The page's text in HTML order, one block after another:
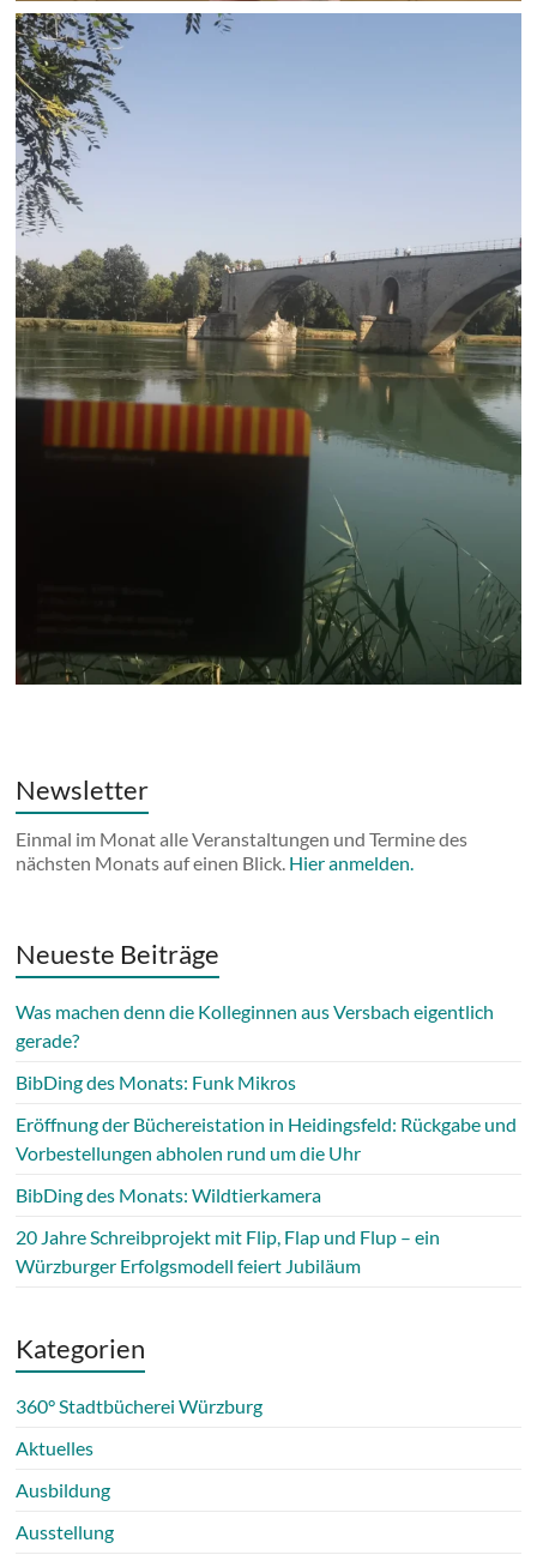
Newsletter
Einmal im Monat alle Veranstaltungen und Termine des
nächsten Monats auf einen Blick. Hier anmelden.
Neueste Beiträge
Was machen denn die Kolleginnen aus Versbach eigentlich
gerade?
BibDing des Monats: Funk Mikros
Eröffnung der Büchereistation in Heidingsfeld: Rückgabe und
Vorbestellungen abholen rund um die Uhr
BibDing des Monats: Wildtierkamera
20 Jahre Schreibprojekt mit Flip, Flap und Flup – ein
Würzburger Erfolgsmodell feiert Jubiläum
Kategorien
360° Stadtbücherei Würzburg
Aktuelles
Ausbildung
Ausstellung